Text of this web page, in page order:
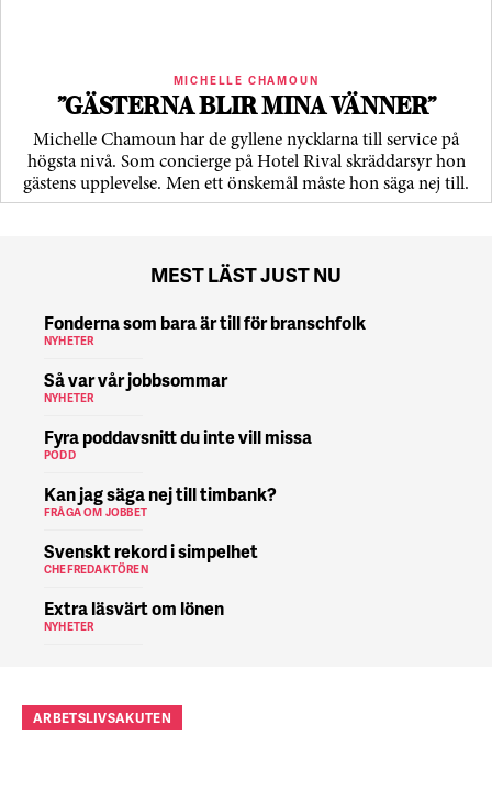
MICHELLE CHAMOUN
”GÄSTERNA BLIR MINA VÄNNER”
Michelle Chamoun har de gyllene nycklarna till service på
högsta nivå. Som concierge på Hotel Rival skräddarsyr hon
gästens upp­levelse. Men ett önskemål måste hon säga nej till.
MEST LÄST JUST NU
Fonderna som bara är till för branschfolk
NYHETER
Så var vår jobbsommar
NYHETER
Fyra poddavsnitt du inte vill missa
PODD
Kan jag säga nej till timbank?
FRÅGA OM JOBBET
Svenskt rekord i simpelhet
CHEFREDAKTÖREN
Extra läsvärt om lönen
NYHETER
ARBETSLIVSAKUTEN